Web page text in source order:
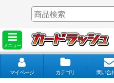
メニュー
マイページ カテゴリ 問い合